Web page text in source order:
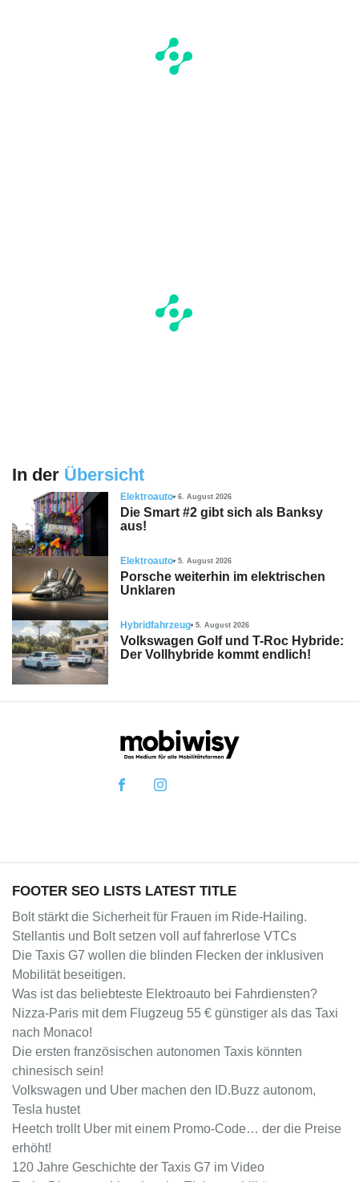
In der Übersicht
Elektroauto 6. August 2026
Die Smart #2 gibt sich als Banksy
aus!
Elektroauto 5. August 2026
Porsche weiterhin im elektrischen
Unklaren
Hybridfahrzeug 5. August 2026
Volkswagen Golf und T-Roc Hybride:
Der Vollhybride kommt endlich!
FOOTER SEO LISTS LATEST TITLE
Bolt stärkt die Sicherheit für Frauen im Ride-Hailing.
Stellantis und Bolt setzen voll auf fahrerlose VTCs
Die Taxis G7 wollen die blinden Flecken der inklusiven
Mobilität beseitigen.
Was ist das beliebteste Elektroauto bei Fahrdiensten?
Nizza-Paris mit dem Flugzeug 55 € günstiger als das Taxi
nach Monaco!
Die ersten französischen autonomen Taxis könnten
chinesisch sein!
Volkswagen und Uber machen den ID.Buzz autonom,
Tesla hustet
Heetch trollt Uber mit einem Promo-Code… der die Preise
erhöht!
120 Jahre Geschichte der Taxis G7 im Video